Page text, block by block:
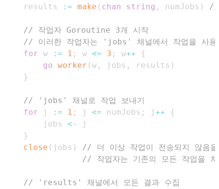
	results
:= make ( chan string , numJobs ) //
// 작업자 Goroutine 3개 시작
// 이러한 작업자는 'jobs' 채널에서 작업을 사용
for w := 1 ; w <= 3 ; w++
{
go worker (w , jobs , results )
}
// 'jobs' 채널로 작업 보내기
for j := 1 ; j <= numJobs ; j ++
{
		jobs
<-
}
close ( jobs )
// 더 이상 작업이 전송되지 않음
// 작업자는 기존의 모든 작업을
// 'results' 채널에서 모든 결과 수집